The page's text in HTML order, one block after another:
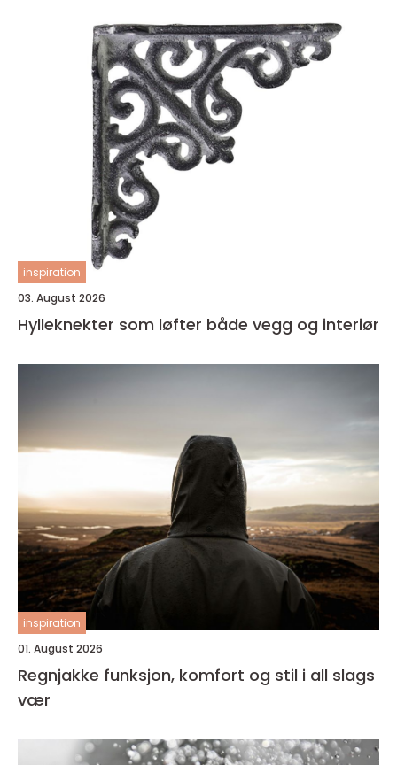
inspiration
03. August 2026
Hylleknekter som løfter både vegg og interiør
inspiration
01. August 2026
Regnjakke funksjon, komfort og stil i all slags
vær